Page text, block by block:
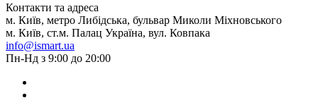
Контакти та адреса
м. Київ, метро Либідська, бульвар Миколи Міхновського
м. Київ, ст.м. Палац Україна, вул. Ковпака
info@ismart.ua
Пн-Нд з 9:00 до 20:00